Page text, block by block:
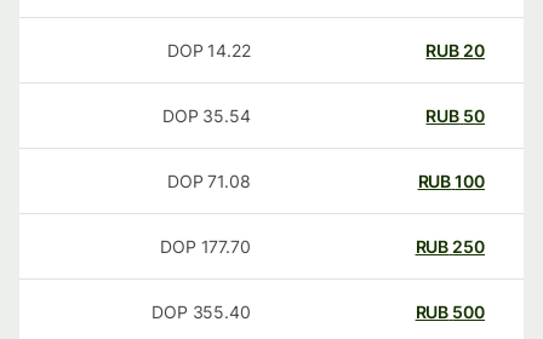
20
RUB
14.22
DOP
50
RUB
35.54
DOP
100
RUB
71.08
DOP
250
RUB
177.70
DOP
500
RUB
355.40
DOP